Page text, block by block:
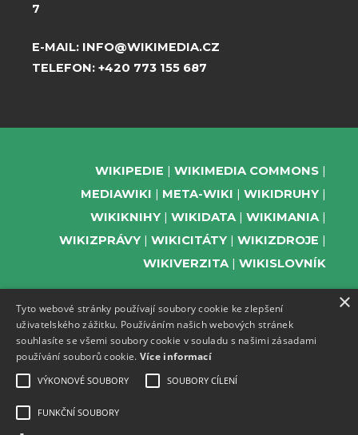
7
E-MAIL: INFO@WIKIMEDIA.CZ
TELEFON: +420 773 155 687
WIKIPEDIE
WIKIMEDIA COMMONS
MEDIAWIKI
META-WIKI
WIKIDRUHY
WIKIKNIHY
WIKIDATA
WIKIMANIA
WIKIZPRÁVY
WIKICITÁTY
WIKIZDROJE
WIKIVERZITA
WIKISLOVNÍK
PODPOŘTE NÁS
ODEBÍREJTE NEWSLETTER
TELEGRAM UDÁLOSTÍ WMČR
×
Tyto webové stránky používají soubory cookie ke zlepšení
uživatelského zážitku. Používáním našich webových stránek
souhlasíte se všemi soubory cookie v souladu s našimi zásadami
používání souborů cookie. Více informací
VÝKONOVÉ SOUBORY SOUBORY CÍLENÍ
FUNKČNÍ SOUBORY